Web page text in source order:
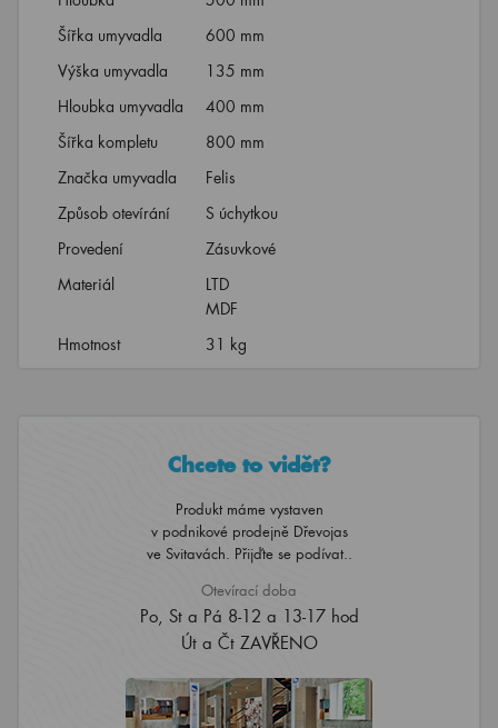
Šířka umyvadla
600 mm
Výška umyvadla
135 mm
Hloubka umyvadla
400 mm
Šířka kompletu
800 mm
Značka umyvadla
Felis
Způsob otevírání
S úchytkou
Provedení
Zásuvkové
Materiál
LTD
MDF
Hmotnost
31 kg
Chcete to vidět?
Produkt máme vystaven
v podnikové prodejně Dřevojas
ve Svitavách. Přijďte se podívat..
Otevírací doba
Po, St a Pá 8-12 a 13-17 hod
Út a Čt ZAVŘENO